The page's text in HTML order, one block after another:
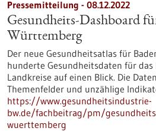
Pressemitteilung - 08.12.2022
Gesundheits-Dashboard
Württemberg
Der neue Gesundheitsatlas für
hunderte Gesundheitsdaten für
Landkreise auf einen Blick. Die
Themenfelder und unzählige
https://www.gesundheitsindustrie-
bw.de/fachbeitrag/pm/
wuerttemberg